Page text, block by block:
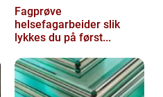
Fagprøve
helsefagarbeider slik
lykkes du på først...